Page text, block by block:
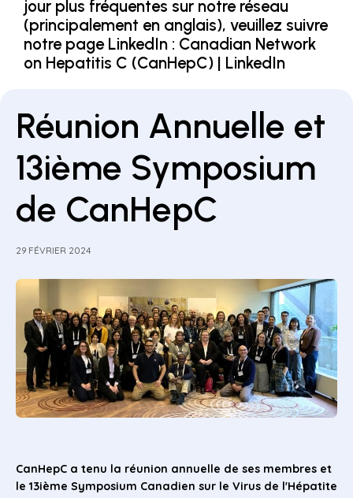
jour plus fréquentes sur notre réseau
(principalement en anglais), veuillez suivre
notre page LinkedIn : Canadian Network
on Hepatitis C (CanHepC) | LinkedIn
Réunion Annuelle et
13ième Symposium
de CanHepC
29 FÉVRIER 2024
CanHepC a tenu la réunion annuelle de ses membres et
le 13ième Symposium Canadien sur le Virus de l'Hépatite